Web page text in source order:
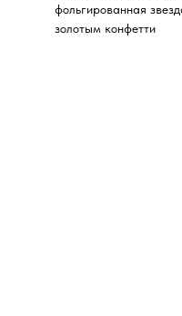
фольгированная
золотым конфетти